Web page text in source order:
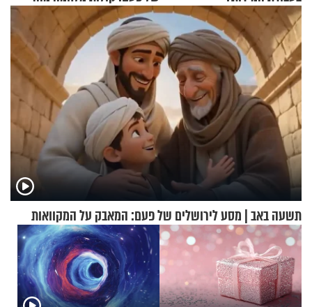
הזיתים
תשעה באב | מסע לירושלים של פעם: המאבק על המקוואות